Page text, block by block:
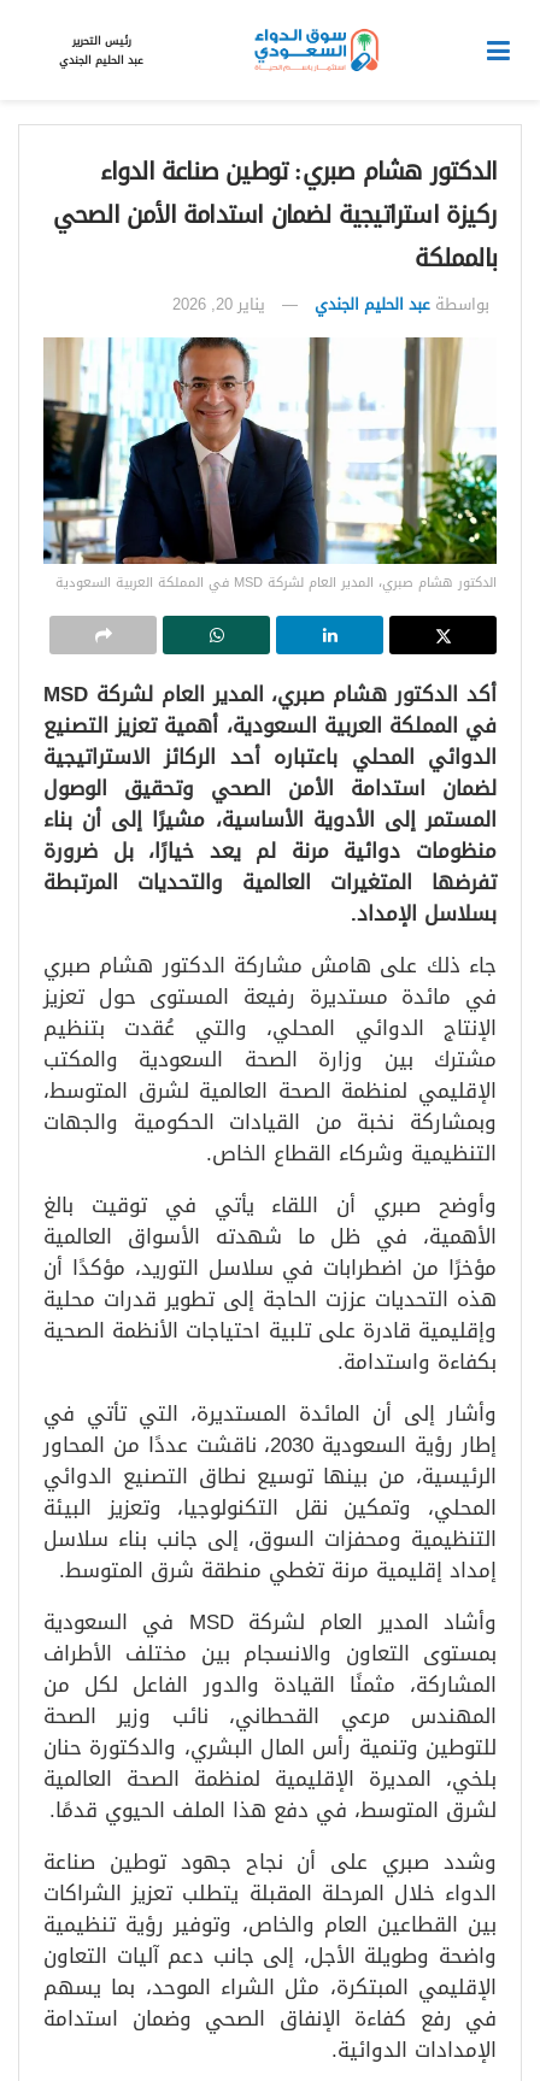
رئيس التحرير
عبد الحليم الجندي
الدكتور هشام صبري: توطين صناعة الدواء
ركيزة استراتيجية لضمان استدامة الأمن الصحي
بالمملكة
بواسطة عبد الحليم الجندي يناير 20, 2026
الدكتور هشام صبري، المدير العام لشركة MSD في المملكة العربية السعودية
أكد الدكتور هشام صبري، المدير العام لشركة MSD
في المملكة العربية السعودية، أهمية تعزيز التصنيع
الدوائي المحلي باعتباره أحد الركائز الاستراتيجية
لضمان استدامة الأمن الصحي وتحقيق الوصول
المستمر إلى الأدوية الأساسية، مشيرًا إلى أن بناء
منظومات دوائية مرنة لم يعد خيارًا، بل ضرورة
تفرضها المتغيرات العالمية والتحديات المرتبطة
بسلاسل الإمداد.
جاء ذلك على هامش مشاركة الدكتور هشام صبري
في مائدة مستديرة رفيعة المستوى حول تعزيز
الإنتاج الدوائي المحلي، والتي عُقدت بتنظيم
مشترك بين وزارة الصحة السعودية والمكتب
الإقليمي لمنظمة الصحة العالمية لشرق المتوسط،
وبمشاركة نخبة من القيادات الحكومية والجهات
التنظيمية وشركاء القطاع الخاص.
وأوضح صبري أن اللقاء يأتي في توقيت بالغ
الأهمية، في ظل ما شهدته الأسواق العالمية
مؤخرًا من اضطرابات في سلاسل التوريد، مؤكدًا أن
هذه التحديات عززت الحاجة إلى تطوير قدرات محلية
وإقليمية قادرة على تلبية احتياجات الأنظمة الصحية
بكفاءة واستدامة.
وأشار إلى أن المائدة المستديرة، التي تأتي في
إطار رؤية السعودية 2030، ناقشت عددًا من المحاور
الرئيسية، من بينها توسيع نطاق التصنيع الدوائي
المحلي، وتمكين نقل التكنولوجيا، وتعزيز البيئة
التنظيمية ومحفزات السوق، إلى جانب بناء سلاسل
إمداد إقليمية مرنة تغطي منطقة شرق المتوسط.
وأشاد المدير العام لشركة MSD في السعودية
بمستوى التعاون والانسجام بين مختلف الأطراف
المشاركة، مثمنًا القيادة والدور الفاعل لكل من
المهندس مرعي القحطاني، نائب وزير الصحة
للتوطين وتنمية رأس المال البشري، والدكتورة حنان
بلخي، المديرة الإقليمية لمنظمة الصحة العالمية
لشرق المتوسط، في دفع هذا الملف الحيوي قدمًا.
وشدد صبري على أن نجاح جهود توطين صناعة
الدواء خلال المرحلة المقبلة يتطلب تعزيز الشراكات
بين القطاعين العام والخاص، وتوفير رؤية تنظيمية
واضحة وطويلة الأجل، إلى جانب دعم آليات التعاون
الإقليمي المبتكرة، مثل الشراء الموحد، بما يسهم
في رفع كفاءة الإنفاق الصحي وضمان استدامة
الإمدادات الدوائية.